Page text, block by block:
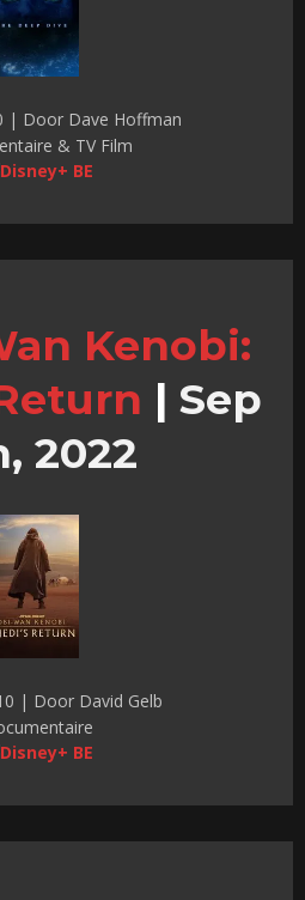
| Door Dave Hoffman
& TV Film
Kenobi:
| Sep
2022
| Door David Gelb